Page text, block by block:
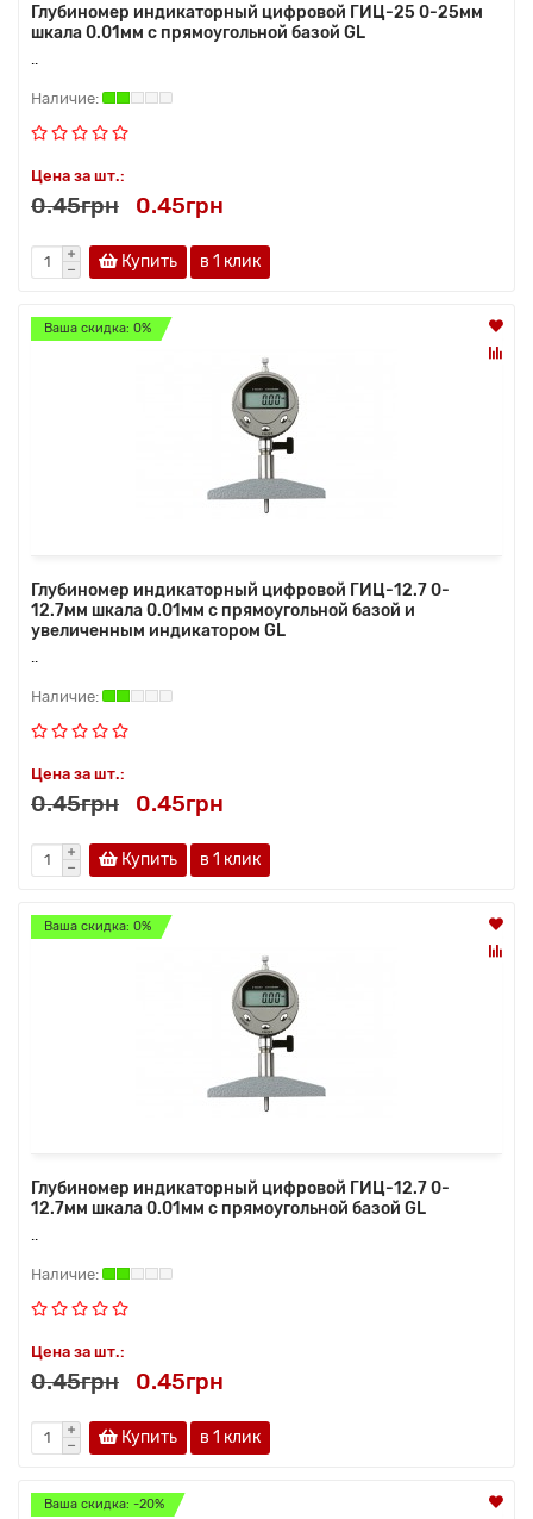
Глубиномер индикаторный цифровой ГИЦ-25 0-25мм
шкала 0.01мм с прямоугольной базой GL
Цена за шт.:
0.45грн 0.45грн
Купить в 1 клик
Ваша скидка: 0%
Глубиномер индикаторный цифровой ГИЦ-12.7 0-
12.7мм шкала 0.01мм с прямоугольной базой и
увеличенным индикатором GL
Цена за шт.:
0.45грн 0.45грн
Купить в 1 клик
Ваша скидка: 0%
Глубиномер индикаторный цифровой ГИЦ-12.7 0-
12.7мм шкала 0.01мм с прямоугольной базой GL
Цена за шт.:
0.45грн 0.45грн
Купить в 1 клик
Ваша скидка: -20%